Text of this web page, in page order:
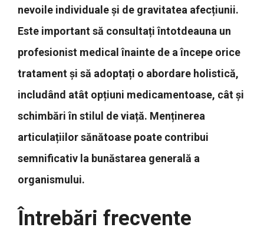
nevoile individuale și de gravitatea afecțiunii.
Este important să consultați întotdeauna un
profesionist medical înainte de a începe orice
tratament și să adoptați o abordare holistică,
includând atât opțiuni medicamentoase, cât și
schimbări în stilul de viață. Menținerea
articulațiilor sănătoase poate contribui
semnificativ la bunăstarea generală a
organismului.
Întrebări frecvente